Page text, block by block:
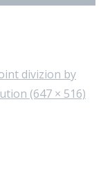
divizion by
(647 × 516)